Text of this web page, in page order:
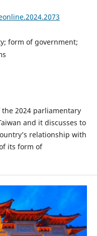
form of government;
2024 parliamentary
and it discusses to
relationship with
its form of